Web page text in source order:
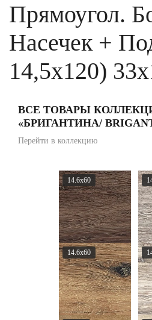
Прямоугол.
Насечек +
14,5x120)
ВСЕ ТОВАРЫ
«БРИГАНТИНА/
Перейти в коллекцию
14.6x60
14.6x60